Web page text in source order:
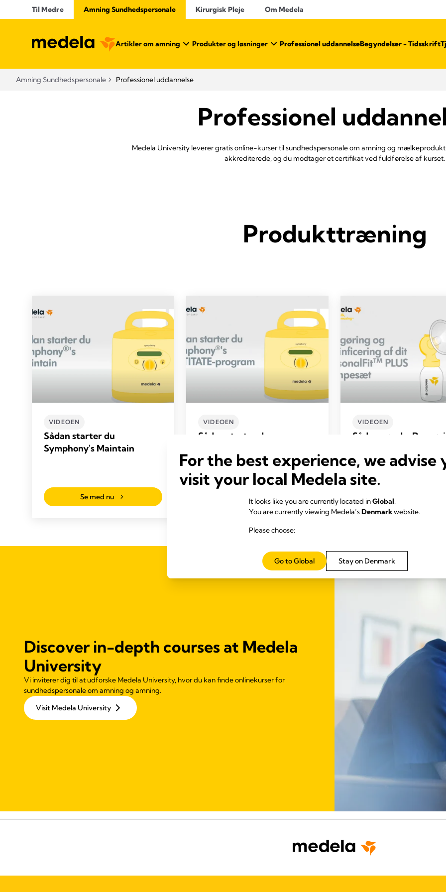
Til Mødre Amning Sundhedspersonale Kirurgisk Pleje Om Medela
Artikler om amning Produkter og løsninger Professionel uddannelseBegyndelser - Tidsskrift
Amning Sundhedspersonale Professionel uddannelse
Professionel
Medela University leverer gratis online-kurser til sundhedspersonale om amning og
akkrediterede, og du modtager et certifikat ved fuldførelse af kurset.
Produkttræning
VIDEOEN
Sådan starter du
Symphony's Maintain
Se med nu
VIDEOEN
Sådan starter du
program
Se med nu
VIDEOEN
Sådan gør du:
PLUS
Symphony
Se med nu
Discover in-depth courses at Medela
University
Vi inviterer dig til at udforske Medela University, hvor du kan finde onlinekurser for
sundhedspersonale om amning og amning.
Visit Medela University
For the best experience, we advise
visit your local Medela site.
It looks like you are currently located inGlobal.
You are currently viewing Medela’sDenmarkwebsite.
Please choose:
Stay on Denmark
Go to Global